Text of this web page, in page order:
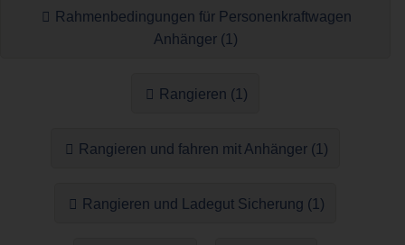
Rahmenbedingungen für Personenkraftwagen
Anhänger (1)
Rangieren (1)
Rangieren und fahren mit Anhänger (1)
Rangieren und Ladegut Sicherung (1)